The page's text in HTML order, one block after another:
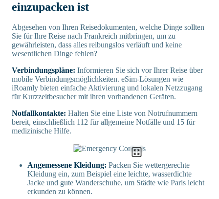
einzupacken ist
Abgesehen von Ihren Reisedokumenten, welche Dinge sollten
Sie für Ihre Reise nach Frankreich mitbringen, um zu
gewährleisten, dass alles reibungslos verläuft und keine
wesentlichen Dinge fehlen?
Verbindungspläne: Informieren Sie sich vor Ihrer Reise über
mobile Verbindungsmöglichkeiten. eSim-Lösungen wie
iRoamly bieten einfache Aktivierung und lokalen Netzzugang
für Kurzzeitbesucher mit ihren vorhandenen Geräten.
Notfallkontakte: Halten Sie eine Liste von Notrufnummern
bereit, einschließlich 112 für allgemeine Notfälle und 15 für
medizinische Hilfe.
Angemessene Kleidung: Packen Sie wettergerechte
Kleidung ein, zum Beispiel eine leichte, wasserdichte
Jacke und gute Wanderschuhe, um Städte wie Paris leicht
erkunden zu können.